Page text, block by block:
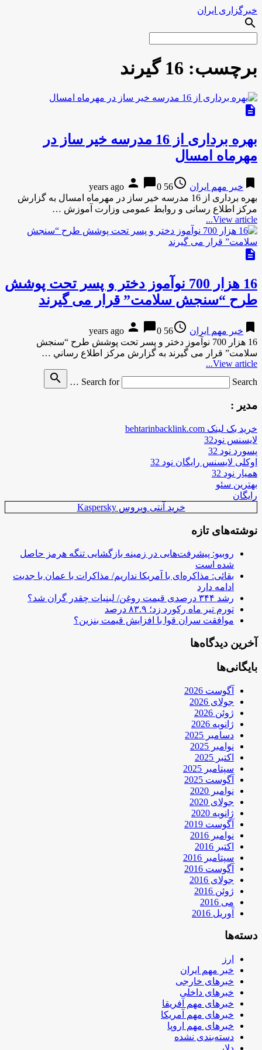
خبرگزاری ایران
search
برچسب: 16 گیرند
description
بهره برداری از 16 مدرسه خیر ساز در
مهرماه امسال
bookmark خبر مهم ایران access_time
56 years ago
person chat_bubble0
بهره برداری از 16 مدرسه خیر ساز در مهرماه امسال به گزارش
مرکز اطلاع رسانی و روابط عمومی وزارت آموزش …
View article...
description
16 هزار 700 نوآموز دختر و پسر تحت پوشش
طرح “سنجش سلامت” قرار می گیرند
bookmark خبر مهم ایران access_time
56 years ago
person chat_bubble0
16 هزار 700 نوآموز دختر و پسر تحت پوشش طرح “سنجش
سلامت” قرار می گیرند به گزارش مركز اطلاع رساني …
View article...
Search for
Search …
search
مدیر :
خرید بک لینک behtarinbacklink.com
لایسنس نود32
پسورد نود 32
اوکلی لایسنس رایگان نود 32
همیار نود 32
بهترین سئو
رایگان
خرید آنتی ویروس Kaspersky
نوشته‌های تازه
روبیو: پیشرفت‌هایی در زمینه بازگشایی تنگه هرمز حاصل
شده است
بقائی: مذاکره‌ای با آمریکا نداریم/ مذاکرات با عمان با جدیت
ادامه دارد
رشد ۳۴۴ درصدی قیمت روغن/ لبنیات چقدر گران شد؟
تورم تیر ماه رکورد زد؛ ۸۳.۹ درصد
موافقت سران قوا با افزایش قیمت بنزین؟
آخرین دیدگاه‌ها
بایگانی‌ها
آگوست 2026
جولای 2026
ژوئن 2026
ژانویه 2026
دسامبر 2025
نوامبر 2025
اکتبر 2025
سپتامبر 2025
آگوست 2025
نوامبر 2020
جولای 2020
ژانویه 2020
آگوست 2019
نوامبر 2016
اکتبر 2016
سپتامبر 2016
آگوست 2016
جولای 2016
ژوئن 2016
می 2016
آوریل 2016
دسته‌ها
ارز
خبر مهم ایران
خبرهای خارجی
خبرهای داخلی
خبرهای مهم آفریقا
خبرهای مهم آمریکا
خبرهای مهم اروپا
دسته‌بندی نشده
دلار